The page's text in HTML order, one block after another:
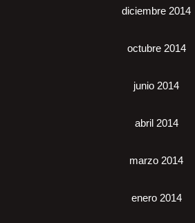
diciembre 2014
octubre 2014
junio 2014
abril 2014
marzo 2014
enero 2014